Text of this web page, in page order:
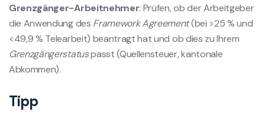
Grenzgänger-Arbeitnehmer: Prüfen, ob der Arbeitgeber
die Anwendung des Framework Agreement(bei >25 % und
<49,9 % Telearbeit) beantragt hat und ob dies zu Ihrem
Grenzgängerstatuspasst (Quellensteuer, kantonale
Abkommen).
Tipp